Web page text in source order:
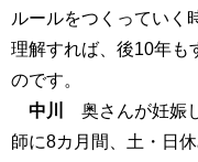
ルールをつくっていく
理解すれば、後10年も
のです。
中川
奥さんが妊娠
師に8カ月間、土・日